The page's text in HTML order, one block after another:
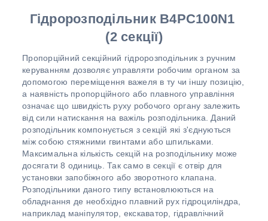
Гідророзподільник B4PC100N1
(2 секції)
Пропорційний секційний гідророзподільник з ручним
керуванням дозволяє управляти робочим органом за
допомогою переміщення важеля в ту чи іншу позицію,
а наявність пропорційного або плавного управління
означає що швидкість руху робочого органу залежить
від сили натискання на важіль розподільника. Даний
розподільник компонується з секцій які з'єднуються
між собою стяжними гвинтами або шпильками.
Максимальна кількість секцій на розподільнику може
досягати 8 одиниць. Так само в секції є отвір для
установки запобіжного або зворотного клапана.
Розподільники даного типу встановлюються на
обладнання де необхідно плавний рух гідроциліндра,
наприклад маніпулятор, екскаватор, гідравлічний